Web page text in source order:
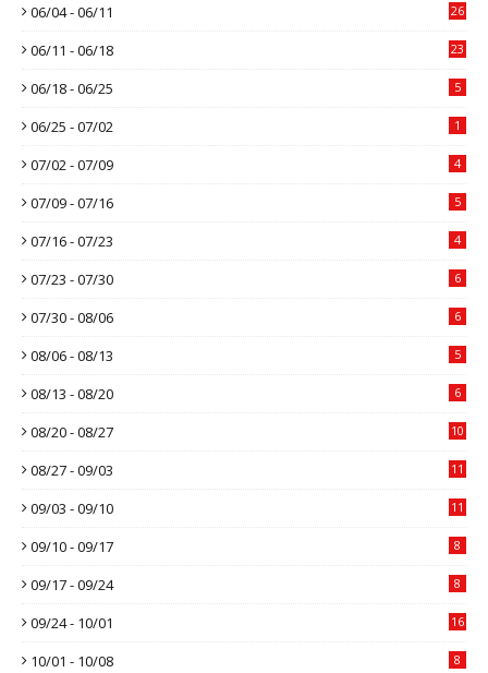
06/04 - 06/11 26
06/11 - 06/18 23
06/18 - 06/25 5
06/25 - 07/02 1
07/02 - 07/09 4
07/09 - 07/16 5
07/16 - 07/23 4
07/23 - 07/30 6
07/30 - 08/06 6
08/06 - 08/13 5
08/13 - 08/20 6
08/20 - 08/27 10
08/27 - 09/03 11
09/03 - 09/10 11
09/10 - 09/17 8
09/17 - 09/24 8
09/24 - 10/01 16
10/01 - 10/08 8